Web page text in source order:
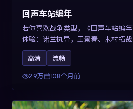
回声车站编年
若你喜欢战争类型，《回声车站编
体验：诺兰执导，王景春、木村拓哉
片2017年于澳大利亚上映，内容用
则的温和反讽，关键词包含高清流
转，适合检索「2017战争」「澳大
高清 流畅
2.9万 108个月前